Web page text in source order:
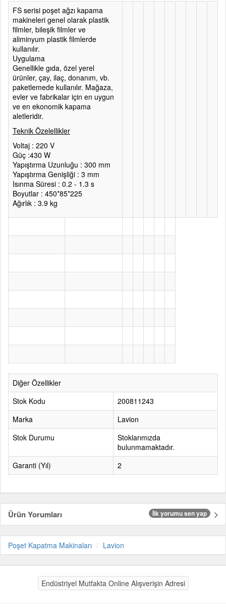
FS serisi poşet ağzı kapama
makineleri genel olarak plastik
filmler, bileşik filmler ve
aliminyum plastik filmlerde
kullanılır.
Uygulama
Genellikle gıda, özel yerel
ürünler, çay, ilaç, donanım, vb.
paketlemede kullanılır. Mağaza,
evler ve fabrikalar için en uygun
ve en ekonomik kapama
aletleridir.
Teknik Özelellikler
Voltaj : 220 V
Güç :430 W
Yapıştırma Uzunluğu : 300 mm
Yapıştırma Genişliği : 3 mm
Isınma Süresi : 0.2 - 1.3 s
Boyutlar : 450*85*225
Ağırlık : 3.9 kg
Diğer Özellikler
Stok Kodu
200811243
Marka
Lavion
Stok Durumu
Stoklarımızda
bulunmamaktadır.
Garanti (Yıl)
2
Ürün Yorumları İlk yorumu sen yap
Poşet Kapatma Makinaları Lavion
Endüstriyel Mutfakta Online Alışverişin Adresi